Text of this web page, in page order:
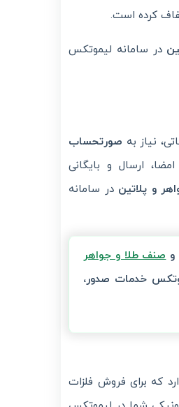
کرده است.
در سامانه لیموتکس
نیاز به صورتحساب
امضا، ارسال و بایگانی
و پلاتین در سامانه
وصنف طلا و جواهر
خدمات صدور،
که برای فروش فلزات